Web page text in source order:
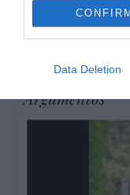
CONFIRM
Data Deletion
Argumentos